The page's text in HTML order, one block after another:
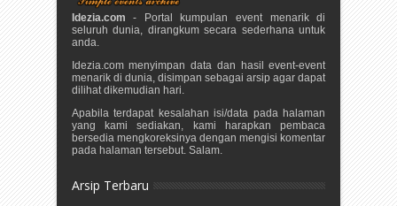
Idezia.com - Portal kumpulan event menarik di
seluruh dunia, dirangkum secara sederhana untuk
anda.
Idezia.com menyimpan data dan hasil event-event
menarik di dunia, disimpan sebagai arsip agar dapat
dilihat dikemudian hari.
Apabila terdapat kesalahan isi/data pada halaman
yang kami sediakan, kami harapkan pembaca
bersedia mengkoreksinya dengan mengisi komentar
pada halaman tersebut. Salam.
Arsip Terbaru